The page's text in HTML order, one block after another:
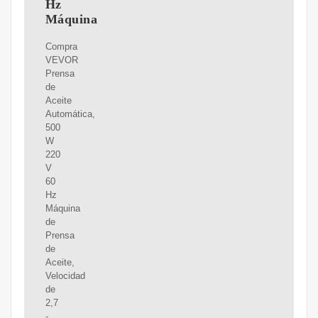
Hz
Máquina
Compra
VEVOR
Prensa
de
Aceite
Automática,
500
W
220
V
60
Hz
Máquina
de
Prensa
de
Aceite,
Velocidad
de
2,7